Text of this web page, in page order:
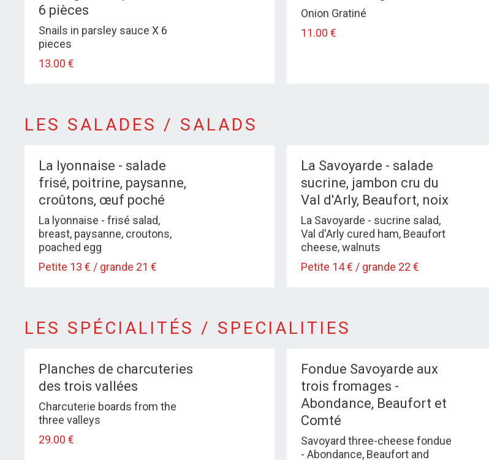
6 pièces
Snails in parsley sauce X 6
pieces
13.00 €
Onion Gratiné
11.00 €
LES SALADES / SALADS
La lyonnaise - salade
frisé, poitrine, paysanne,
croûtons, œuf poché
La lyonnaise - frisé salad,
breast, paysanne, croutons,
poached egg
Petite 13 € / grande 21 €
La Savoyarde - salade
sucrine, jambon cru du
Val d'Arly, Beaufort, noix
La Savoyarde - sucrine salad,
Val d'Arly cured ham, Beaufort
cheese, walnuts
Petite 14 € / grande 22 €
menu-les-specialites
LES SPÉCIALITÉS / SPECIALITIES
Planches de charcuteries
des trois vallées
Charcuterie boards from the
three valleys
29.00 €
Fondue Savoyarde aux
trois fromages -
Abondance, Beaufort et
Comté
Savoyard three-cheese fondue
- Abondance, Beaufort and